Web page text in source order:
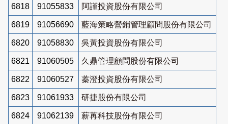
6818 91055833 阿謹投資股份有限公司
6819 91056690 藍海策略營銷管理顧問股份有限公司
6820 91058830 吳黃投資股份有限公司
6821 91060505 久鼎管理顧問股份有限公司
6822 91060527 蓁澄投資股份有限公司
6823 91061933 研捷股份有限公司
6824 91062139 薪苒科技股份有限公司